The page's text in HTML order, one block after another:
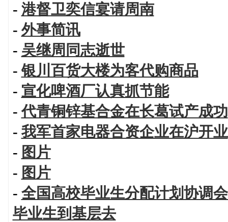
- 港督卫奕信宴请周南
- 外事简讯
- 吴继周同志逝世
-银川百货大楼为客代购商品
- 宣化啤酒厂认真抓节能
-代青铜锌基合金在长葛试产成功
- 我军首家电器合资企业在沪开业
- 图片
- 图片
- 全国高校毕业生分配计划协调
毕业生到基层去